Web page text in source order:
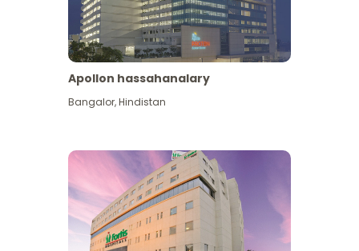
Has giňişleýin gör
Apollon hassahanalary
Bangalor,Hindistan